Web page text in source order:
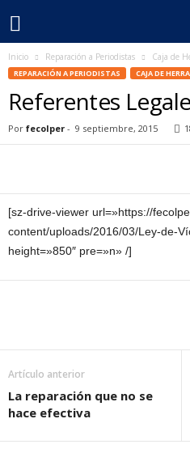
Inicio Reparación a Periodistas Caja de
REPARACIÓN A PERIODISTAS CAJA DE
Referentes
Por fecolper - 9 septiembre, 2015
[sz-drive-viewer url=»https://
content/uploads/2016/03/Ley-de-
height=»850″ pre=»n» /]
Artículo anterior
La reparación que no se
hace efectiva